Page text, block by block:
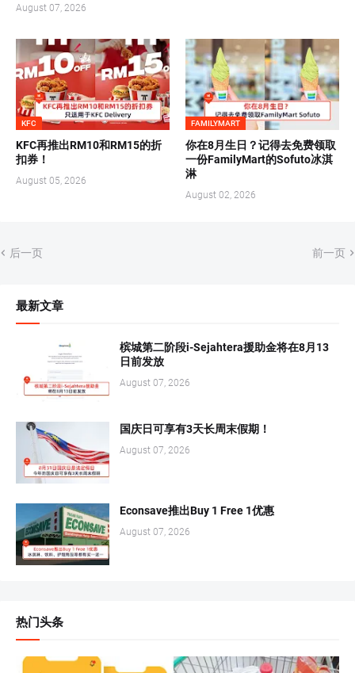
August 07, 2026
KFC
KFC再推出RM10和RM15的折
扣券！
August 05, 2026
FAMILYMART
你在8月生日？记得去免费领取
一份FamilyMart的Sofuto冰淇
淋
August 02, 2026
后一页 前一页
最新文章
槟城第二阶段i-Sejahtera援助金将在8月13
日前发放
August 07, 2026
国庆日可享有3天长周末假期！
August 07, 2026
Econsave推出Buy 1 Free 1优惠
August 07, 2026
热门头条